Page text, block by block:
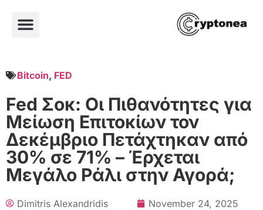
Bitcoin, FED
Fed Σοκ: Οι Πιθανότητες για
Μείωση Επιτοκίων τον
Δεκέμβριο Πετάχτηκαν από
30% σε 71% – Έρχεται
Μεγάλο Ράλι στην Αγορά;
Dimitris Alexandridis
November 24, 2025